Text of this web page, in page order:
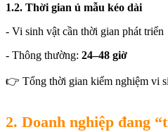
1.2. Thời gian ủ mẫu kéo dài
- Vi sinh vật cần thời gian phát triển
- Thông thường: 24–48 giờ
👉 Tổng thời gian kiểm nghiệm vi
2. Doanh nghiệp đang